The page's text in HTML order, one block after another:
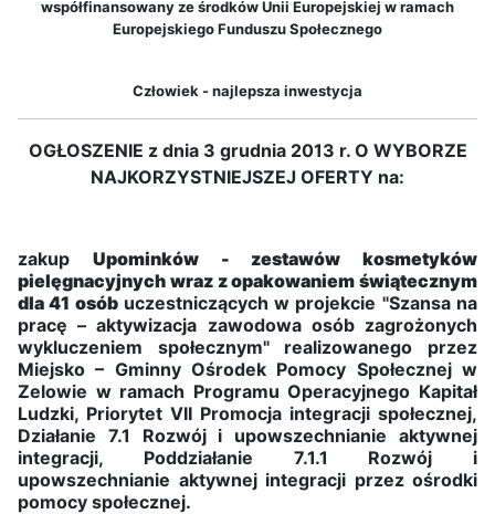
współfinansowany ze środków Unii Europejskiej w ramach
Europejskiego Funduszu Społecznego
Człowiek - najlepsza inwestycja
OGŁOSZENIE z dnia 3 grudnia 2013 r. O WYBORZE
NAJKORZYSTNIEJSZEJ OFERTY na:
zakup Upominków - zestawów kosmetyków
pielęgnacyjnych wraz z opakowaniem świątecznym
dla 41 osóbuczestniczących w projekcie "Szansa na
pracę – aktywizacja zawodowa osób zagrożonych
wykluczeniem społecznym" realizowanego przez
Miejsko – Gminny Ośrodek Pomocy Społecznej w
Zelowie w ramach Programu Operacyjnego Kapitał
Ludzki, Priorytet VII Promocja integracji społecznej,
Działanie 7.1 Rozwój i upowszechnianie aktywnej
integracji, Poddziałanie 7.1.1 Rozwój i
upowszechnianie aktywnej integracji przez ośrodki
pomocy społecznej.